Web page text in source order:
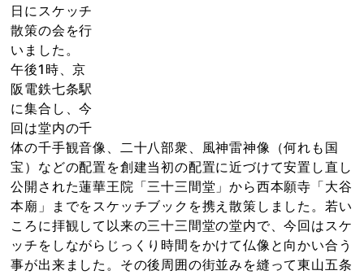
日にスケッチ
散策の会を行
いました。
午後1時、京
阪電鉄七条駅
に集合し、今
回は堂内の千
体の千手観音像、二十八部衆、風神雷神像（何れも国
宝）などの配置を創建当初の配置に近づけて安置し直し
公開された蓮華王院「三十三間堂」から西本願寺「大谷
本廟」までをスケッチブックを携え散策しました。若い
ころに拝観して以来の三十三間堂の堂内で、今回はスケ
ッチをしながらじっくり時間をかけて仏像と向かい合う
事が出来ました。その後周囲の街並みを縫って東山五条